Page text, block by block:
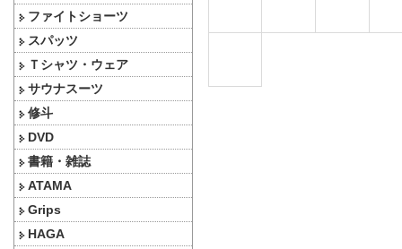
ファイトショーツ
スパッツ
Ｔシャツ・ウェア
サウナスーツ
修斗
DVD
書籍・雑誌
ATAMA
Grips
HAGA